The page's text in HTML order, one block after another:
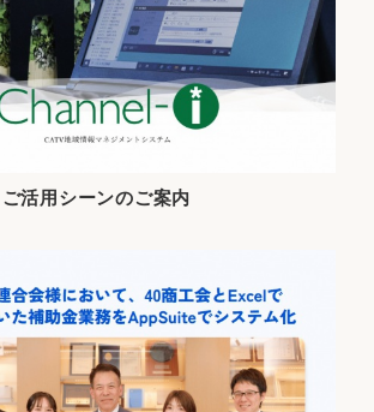
活用シーンのご案内